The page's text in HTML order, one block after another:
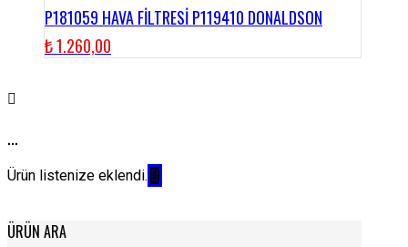
P181059 HAVA FİLTRESİ P119410 DONALDSON
₺1.260,00
...
Ürün listenize eklendi.
ÜRÜN ARA